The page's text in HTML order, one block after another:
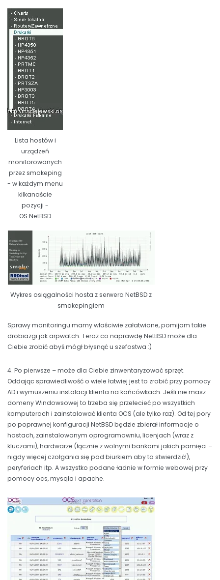
Lista hostów i
urządzeń
monitorowanych
przez smokeping
- w każdym menu
kilkanaście
pozycji -
OS:NetBSD
Wykres osiągalności hosta z serwera NetBSD z
smokepingiem
Sprawy monitoringu mamy właściwie załatwione, pomijam takie
drobiazgi jak arpwatch. Teraz co naprawdę NetBSD może dla
Ciebie zrobić abyś mógł błysnąć u szefostwa :)
4. Po pierwsze – może dla Ciebie zinwentaryzować sprzęt.
Oddając sprawiedliwość o wiele łatwiej jest to zrobić przy pomocy
AD i wymuszeniu instalacji klienta na końcówkach. Jeśli nie masz
domeny Windowsowej to trzeba się przelecieć po wszystkich
komputerach i zainstalować klienta OCS (ale tylko raz). Od tej pory
po poprawnej konfiguracji NetBSD będzie zbierał informacje o
hostach, zainstalowanym oprogramowniu, licenjach (wraz z
kluczami), hardwarze (łącznie z wolnymi bankami jakich pamięci –
nigdy więcej czołgania się pod biurkiem aby to stwierdzić!),
peryferiach itp. A wszystko podane ładnie w formie webowej przy
pomocy ocs, mysqla i apache.